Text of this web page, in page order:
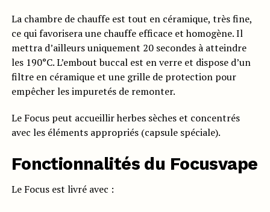
La chambre de chauffe est tout en céramique, très fine,
ce qui favorisera une chauffe efficace et homogène. Il
mettra d’ailleurs uniquement 20 secondes à atteindre
les 190°C. L’embout buccal est en verre et dispose d’un
filtre en céramique et une grille de protection pour
empêcher les impuretés de remonter.
Le Focus peut accueillir herbes sèches et concentrés
avec les éléments appropriés (capsule spéciale).
Fonctionnalités du Focusvape
Le Focus est livré avec :